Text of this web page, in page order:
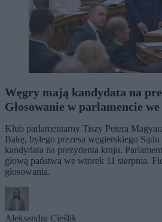
Węgry mają kandydata na
Głosowanie w parlamencie
Klub parlamentarny Tiszy Petera
Bakę, byłego prezesa węgierskiego
kandydata na prezydenta kraju.
głową państwa we wtorek 11 sierpnia.
głosowania.
Aleksandra Cieślik